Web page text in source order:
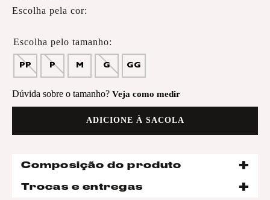
Escolha pela cor:
PP P M G GG
Dúvida sobre o tamanho? Veja como medir
ADICIONE À SACOLA
Composição do produto
Trocas e entregas